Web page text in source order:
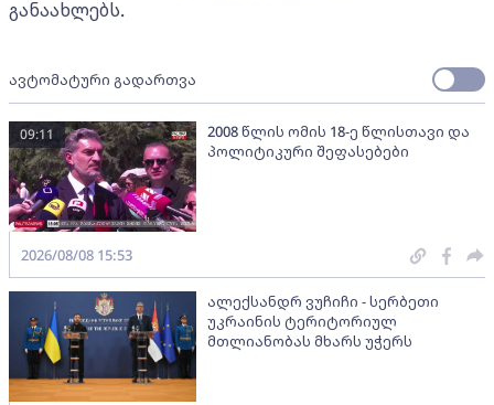
განაახლებს.
ავტომატური გადართვა
2008 წლის ომის 18-ე წლისთავი და
პოლიტიკური შეფასებები
09:11
2026/08/08 15:53
ალექსანდრ ვუჩიჩი - სერბეთი
უკრაინის ტერიტორიულ
მთლიანობას მხარს უჭერს